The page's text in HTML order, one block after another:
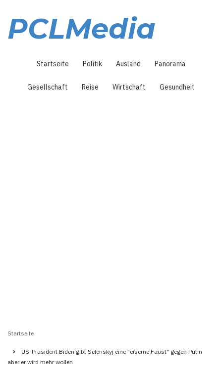
Inhalt
PCLMedia
Startseite Politik Ausland Panorama
Gesellschaft Reise Wirtschaft Gesundheit
Startseite
US-Präsident Biden gibt Selenskyj eine "eiserne Faust" gegen Putin
aber er wird mehr wollen